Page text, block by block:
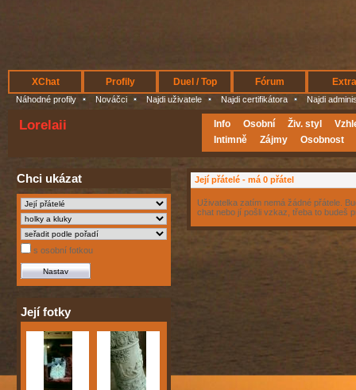
XChat Profily Duel / Top Fórum Extra
Náhodné profily Nováčci Najdi uživatele Najdi certifikátora Najdi
Lorelaii Info Osobní Živ. styl
Intimně
Zájmy Osobnost
Chci ukázat
s osobní fotkou
Její fotky
Její přátelé - má 0 přátel
Uživatelka zatím nemá žádné přátele.
chat nebo jí pošli vzkaz, třeba to budeš